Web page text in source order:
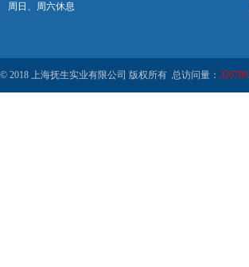
周日、周六休息
© 2018 上海抚生实业有限公司 版权所有 总访问量： 326780